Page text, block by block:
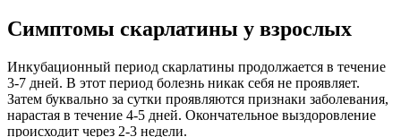
Симптомы скарлатины у взрослых
Инкубационный период скарлатины продолжается в течение
3-7 дней. В этот период болезнь никак себя не проявляет.
Затем буквально за сутки проявляются признаки заболевания,
нарастая в течение 4-5 дней. Окончательное выздоровление
происходит через 2-3 недели.